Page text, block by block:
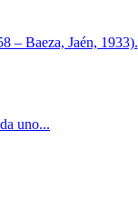
– Baeza, Jaén, 1933).
uno...